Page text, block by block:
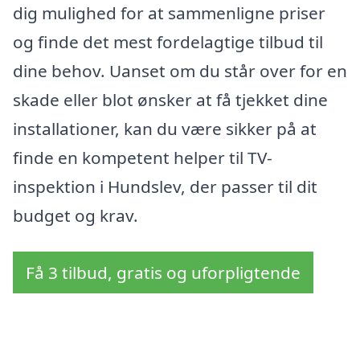
dig mulighed for at sammenligne priser
og finde det mest fordelagtige tilbud til
dine behov. Uanset om du står over for en
skade eller blot ønsker at få tjekket dine
installationer, kan du være sikker på at
finde en kompetent helper til TV-
inspektion i Hundslev, der passer til dit
budget og krav.
Få 3 tilbud, gratis og uforpligtende